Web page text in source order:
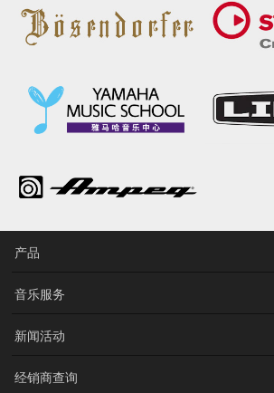
产品
音乐服务
新闻活动
经销商查询